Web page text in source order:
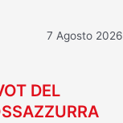
7 Agosto 2026
DEL